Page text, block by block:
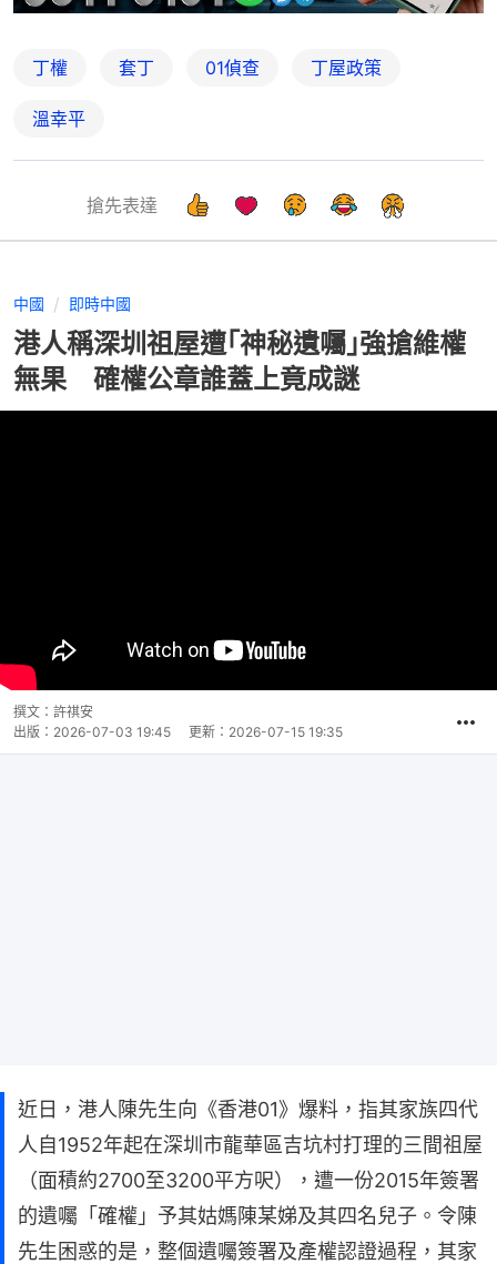
丁權 套丁 01偵查 丁屋政策
溫幸平
搶先表達
中國 即時中國
港人稱深圳祖屋遭｢神秘遺囑｣強搶維權
無果 確權公章誰蓋上竟成謎
撰文： 許祺安
出版： 2026-07-03 19:45 更新： 2026-07-15 19:35
近日，港人陳先生向《香港01》爆料，指其家族四代
人自1952年起在深圳市龍華區吉坑村打理的三間祖屋
（面積約2700至3200平方呎），遭一份2015年簽署
的遺囑「確權」予其姑媽陳某娣及其四名兒子。令陳
先生困惑的是，整個遺囑簽署及產權認證過程，其家